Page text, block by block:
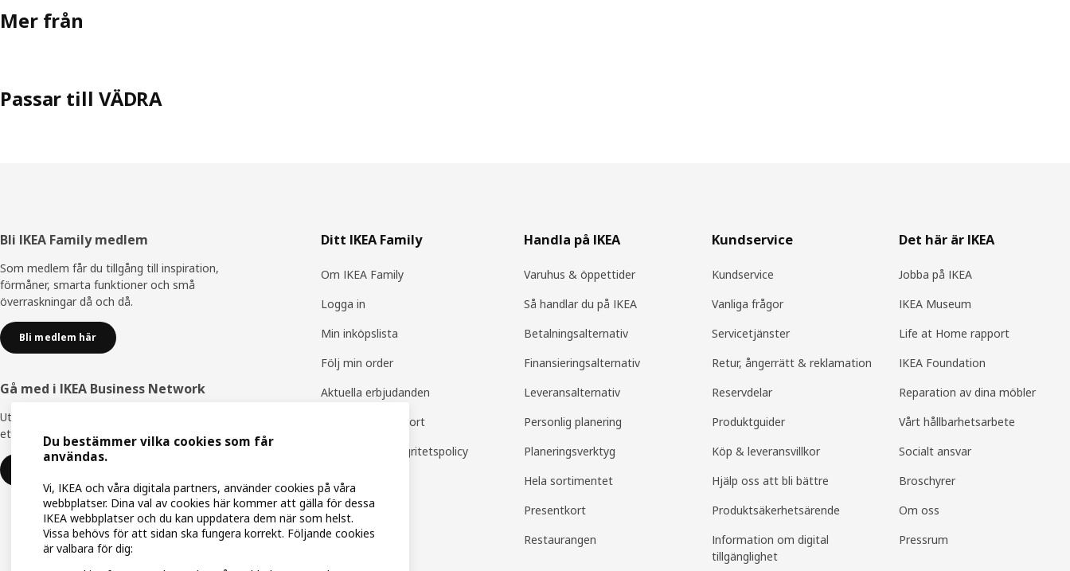
Mer från
Passar till VÄDRA
Sidfot
Bli IKEA Family medlem
Som medlem får du tillgång till inspiration,
förmåner, smarta funktioner och små
överraskningar då och då.
Bli medlem här
Gå med i IKEA Business Network
Utnyttja flera unika förmåner för att skapa
ett bättre arbetsliv - helt kostnadsfritt.
Ditt IKEA Family
Om IKEA Family
Logga in
Min inköpslista
Följ min order
Aktuella erbjudanden
IKEA Family support
IKEA Family integritetspolicy
Handla på IKEA
Varuhus & öppettider
Så handlar du på IKEA
Betalningsalternativ
Finansieringsalternativ
Leveransalternativ
Personlig planering
Planeringsverktyg
Hela sortimentet
Presentkort
Restaurangen
Kundservice
Kundservice
Vanliga frågor
Servicetjänster
Retur, ångerrätt & reklamation
Reservdelar
Produktguider
Köp & leveransvillkor
Hjälp oss att bli bättre
Produkt­säkerhets­ärende
Information om digital
tillgänglighet
Det här är IKEA
Jobba på IKEA
IKEA Museum
Life at Home rapport
IKEA Foundation
Reparation av dina möbler
Vårt hållbarhetsarbete
Socialt ansvar
Broschyrer
Om oss
Pressrum
Du bestämmer vilka cookies som får
användas.
Vi, IKEA och våra digitala partners, använder cookies på våra
webbplatser. Dina val av cookies här kommer att gälla för dessa
IKEA webbplatser och du kan uppdatera dem när som helst.
Vissa behövs för att sidan ska fungera korrekt. Följande cookies
är valbara för dig: